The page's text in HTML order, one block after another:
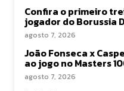
Confira o primeiro
jogador do Borussia
agosto 7, 2026
João Fonseca x
ao jogo no Masters
agosto 7, 2026